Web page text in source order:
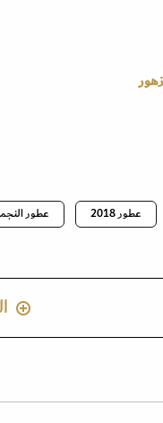
عطور 2018 عطور